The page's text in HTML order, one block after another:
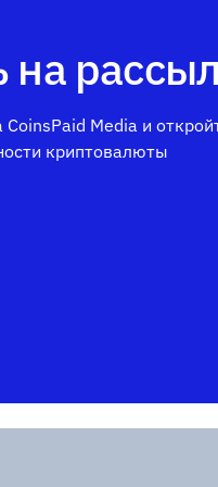
Media и
криптовалюты